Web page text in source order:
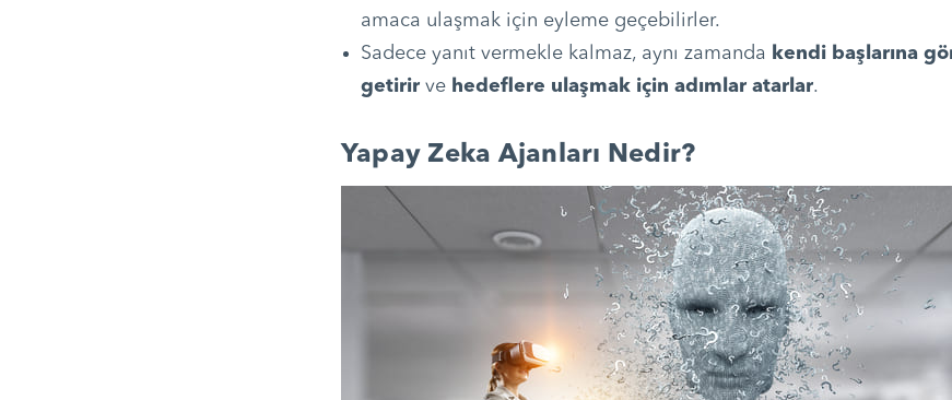
amaca ulaşmak için eyleme geçebilirler.
Sadece yanıt vermekle kalmaz, aynı zamanda kendi başlarına
getirir ve hedeflere ulaşmak için adımlar atarlar.
Yapay Zeka Ajanları Nedir?